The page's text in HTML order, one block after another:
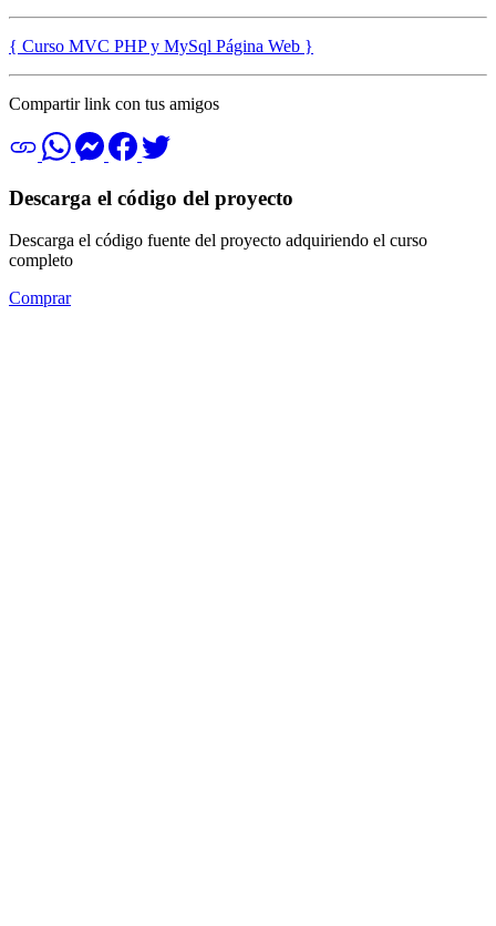
{ Curso MVC PHP y MySql Página Web }
Compartir link con tus amigos
Descarga el código del proyecto
Descarga el código fuente del proyecto adquiriendo el curso
completo
Comprar